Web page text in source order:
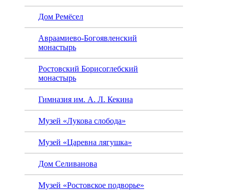
Дом Ремёсел
Авраамиево-Богоявленский
монастырь
Ростовский Борисоглебский
монастырь
Гимназия им. А. Л. Кекина
Музей «Лукова слобода»
Музей «Царевна лягушка»
Дом Селиванова
Музей «Ростовское подворье»